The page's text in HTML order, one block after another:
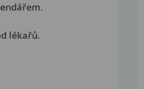
lékařů.